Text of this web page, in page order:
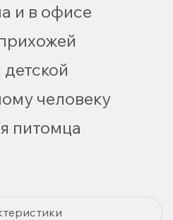
и в офисе
детской
человеку
питомца